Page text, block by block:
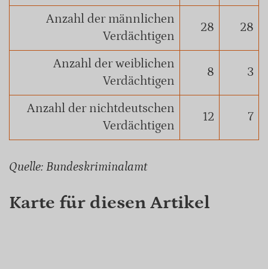
Anzahl der männlichen
Verdächtigen
28 28
Anzahl der weiblichen
Verdächtigen
8 3
Anzahl der nichtdeutschen
Verdächtigen
12 7
Quelle: Bundeskriminalamt
Karte für diesen Artikel